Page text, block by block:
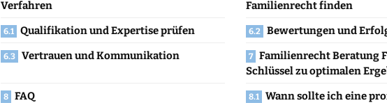
Verfahren
Familienrecht finden
Qualifikation und Expertise prüfen
Bewertungen und
Vertrauen und Kommunikation
Familienrecht Beratung
Schlüssel zu optimalen
FAQ
Wann sollte ich eine